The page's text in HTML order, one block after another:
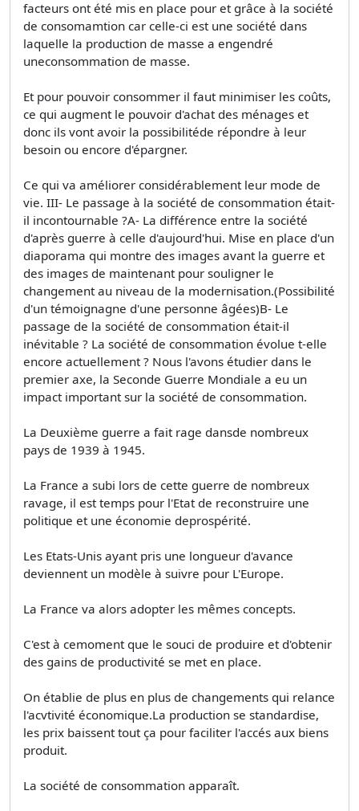
facteurs ont été mis en place pour et grâce à la société
de consomamtion car celle-ci est une société dans
laquelle la production de masse a engendré
uneconsommation de masse.
Et pour pouvoir consommer il faut minimiser les coûts,
ce qui augment le pouvoir d'achat des ménages et
donc ils vont avoir la possibilitéde répondre à leur
besoin ou encore d'épargner.
Ce qui va améliorer considérablement leur mode de
vie. III- Le passage à la société de consommation était-
il incontournable ?A- La différence entre la société
d'après guerre à celle d'aujourd'hui. Mise en place d'un
diaporama qui montre des images avant la guerre et
des images de maintenant pour souligner le
changement au niveau de la modernisation.(Possibilité
d'un témoignagne d'une personne âgées)B- Le
passage de la société de consommation était-il
inévitable ? La société de consommation évolue t-elle
encore actuellement ? Nous l'avons étudier dans le
premier axe, la Seconde Guerre Mondiale a eu un
impact important sur la société de consommation.
La Deuxième guerre a fait rage dansde nombreux
pays de 1939 à 1945.
La France a subi lors de cette guerre de nombreux
ravage, il est temps pour l'Etat de reconstruire une
politique et une économie deprospérité.
Les Etats-Unis ayant pris une longueur d'avance
deviennent un modèle à suivre pour L'Europe.
La France va alors adopter les mêmes concepts.
C'est à cemoment que le souci de produire et d'obtenir
des gains de productivité se met en place.
On établie de plus en plus de changements qui relance
l'acvtivité économique.La production se standardise,
les prix baissent tout ça pour faciliter l'accés aux biens
produit.
La société de consommation apparaît.